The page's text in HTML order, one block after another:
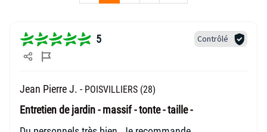
5 Contrôlé
Jean Pierre J. - POISVILLIERS (28)
Entretien de jardin - massif - tonte - taille -